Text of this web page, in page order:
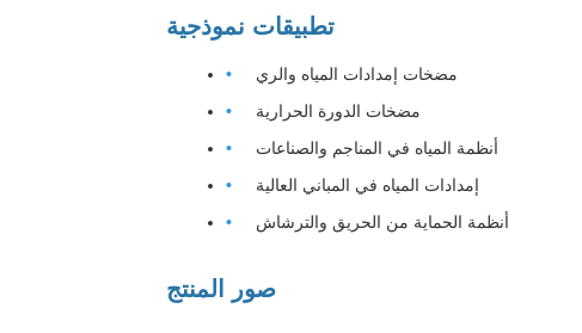
تطبيقات نموذجية
مضخات إمدادات المياه والري
مضخات الدورة الحرارية
أنظمة المياه في المناجم والصناعات
إمدادات المياه في المباني العالية
أنظمة الحماية من الحريق والترشاش
صور المنتج